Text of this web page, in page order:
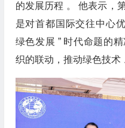
的发展历程 。 他表示，
是对首都国际交往中心
绿色发展 ” 时代命题的
织的联动，推动绿色技术